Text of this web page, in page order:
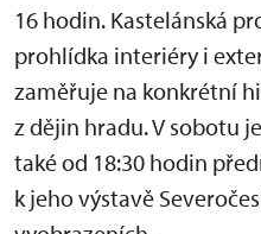
16 hodin. Kastelánská
prohlídka interiéry i
zaměřuje na konkrétní
z dějin hradu. V sobotu
také od 18:30 hodin
k jeho výstavě